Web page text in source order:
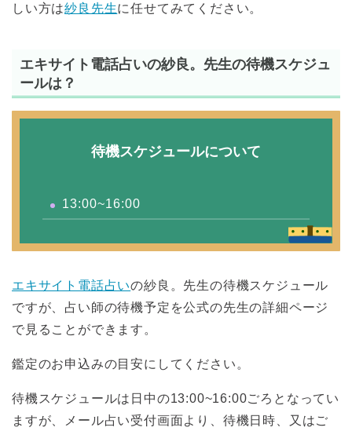
しい方は紗良先生に任せてみてください。
エキサイト電話占いの紗良。先生の待機スケジュ
ールは？
待機スケジュールについて
13:00~16:00
エキサイト電話占いの紗良。先生の待機スケジュール
ですが、占い師の待機予定を公式の先生の詳細ページ
で見ることができます。
鑑定のお申込みの目安にしてください。
待機スケジュールは日中の13:00~16:00ごろとなってい
ますが、メール占い受付画面より、待機日時、又はご